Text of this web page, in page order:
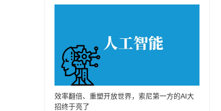
效率翻倍、重塑开放世界，索尼第一方的AI大
招终于亮了